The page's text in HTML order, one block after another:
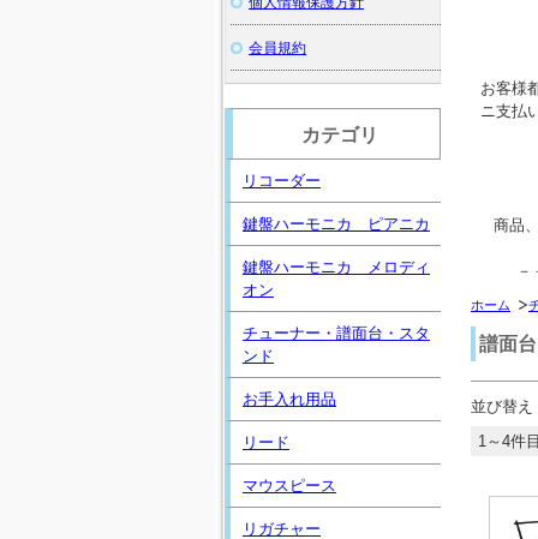
お客様
ニ支払
商品
ホーム
譜面台
並び替え
1～4件
会員規約
カテゴリ
リコーダー
鍵盤ハーモニカ ピアニカ
鍵盤ハーモニカ メロディ
オン
チューナー・譜面台・スタ
ンド
お手入れ用品
リード
マウスピース
リガチャー